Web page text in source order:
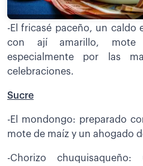
-El fricasé paceño, un caldo
con ají amarillo, mote
especialmente por las
celebraciones.
Sucre
-El mondongo: preparado
mote de maíz y un ahogado
-Chorizo